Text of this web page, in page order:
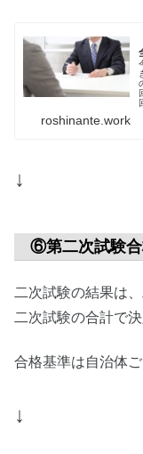
roshinante.work
↓
⑥第二次試験
二次試験の結果は
二次試験の合計で決
合格基準は自治体ご
↓